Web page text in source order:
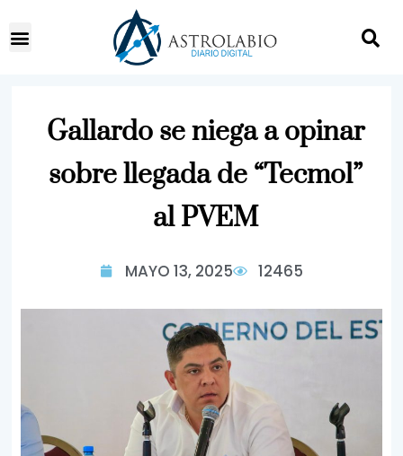
Gallardo se niega a opinar
sobre llegada de “Tecmol”
al PVEM
MAYO 13, 2025 12465